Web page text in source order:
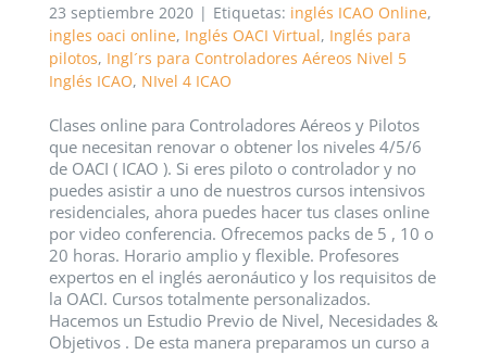
23 septiembre 2020 | Etiquetas: inglés ICAO Online,
ingles oaci online, Inglés OACI Virtual, Inglés para
pilotos, Ingl´rs para Controladores Aéreos Nivel 5
Inglés ICAO, NIvel 4 ICAO
Clases online para Controladores Aéreos y Pilotos
que necesitan renovar o obtener los niveles 4/5/6
de OACI ( ICAO ). Si eres piloto o controlador y no
puedes asistir a uno de nuestros cursos intensivos
residenciales, ahora puedes hacer tus clases online
por video conferencia. Ofrecemos packs de 5 , 10 o
20 horas. Horario amplio y flexible. Profesores
expertos en el inglés aeronáutico y los requisitos de
la OACI. Cursos totalmente personalizados.
Hacemos un Estudio Previo de Nivel, Necesidades &
Objetivos . De esta manera preparamos un curso a